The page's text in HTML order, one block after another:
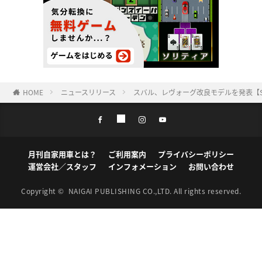
HOME ニュースリリース スバル、レヴォーグ改良モデルを発表
月刊自家用車とは？ ご利用案内
プライバシーポリシー
運営会社／スタッフ
インフォメーション お問い合わせ
Copyright © NAIGAI PUBLISHING CO.,LTD. All rights reserved.